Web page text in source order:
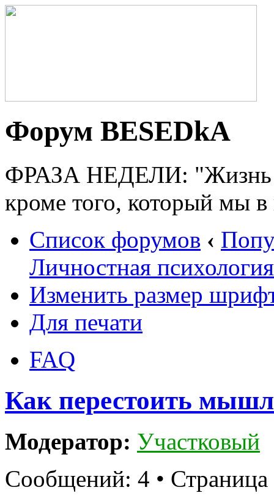
Форум BESEDkA
ФРАЗА НЕДЕЛИ: "Жизнь
кроме того, который мы
Список форумов ‹
Личностная психология
Изменить размер
Для печати
FAQ
Как перестоить
Модератор: Участковый
Сообщений: 4 • Страница